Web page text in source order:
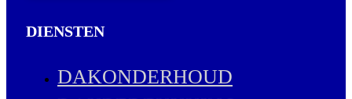
DIENSTEN
DAKONDERHOUD